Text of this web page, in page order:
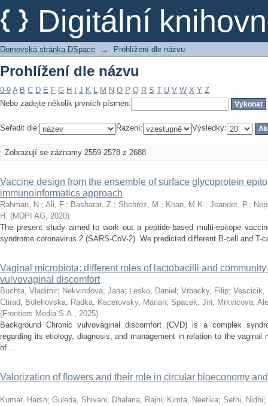
Digitální
Prohlížení dle názvu
Domovská stránka DSpace → Prohlížení dle názvu
Prohlížení dle názvu
0-9 A B C D E F G H J K L M N O P Q R S T U V W X Y Z
Nebo zadejte několik prvních písmen:
Seřadit dle: Řazení: Výsledky:
Zobrazují se záznamy 2559-2578 z 2688
Vaccine design from the ensemble of surface glycoprotein
immunoinformatics approach
Rahman, N.; Ali, F.; Basharat, Z.; Shehroz, M.; Khan, M.K.; Jeandet, P.;
H. (MDPI AG, 2020)
The present study aimed to work out a peptide-based multi-epitope
syndrome coronavirus 2 (SARS-CoV-2). We predicted different B-cell and
Vaginal microbiota: different roles of lactobacilli and
vulvovaginal discomfort
Buchta, Vladimir; Nekvindova, Jana; Lesko, Daniel ; Vrbacky, Filip; Vescicik,
Ctirad; Bolehovska, Radka; Kacerovsky, Marian; Spacek, Jiri; Mrkvicova,
(Frontiers Media S.A., 2025)
Background Chronic vulvovaginal discomfort (CVD) is a complex
regarding its etiology, diagnosis, and management in relation to the vaginal
of ...
Valorization of flowers and their role in circular bioeconomy
Kumar, Harsh; Guleria, Shivani; Dhalaria, Rajni; Kimta, Neetika; Sethi, Nidhi;